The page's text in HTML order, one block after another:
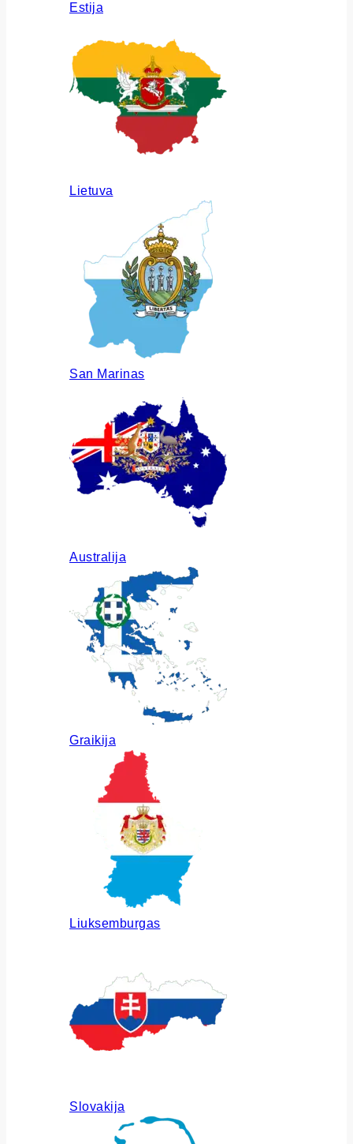
Estija
Lietuva
San Marinas
Australija
Graikija
Liuksemburgas
Slovakija